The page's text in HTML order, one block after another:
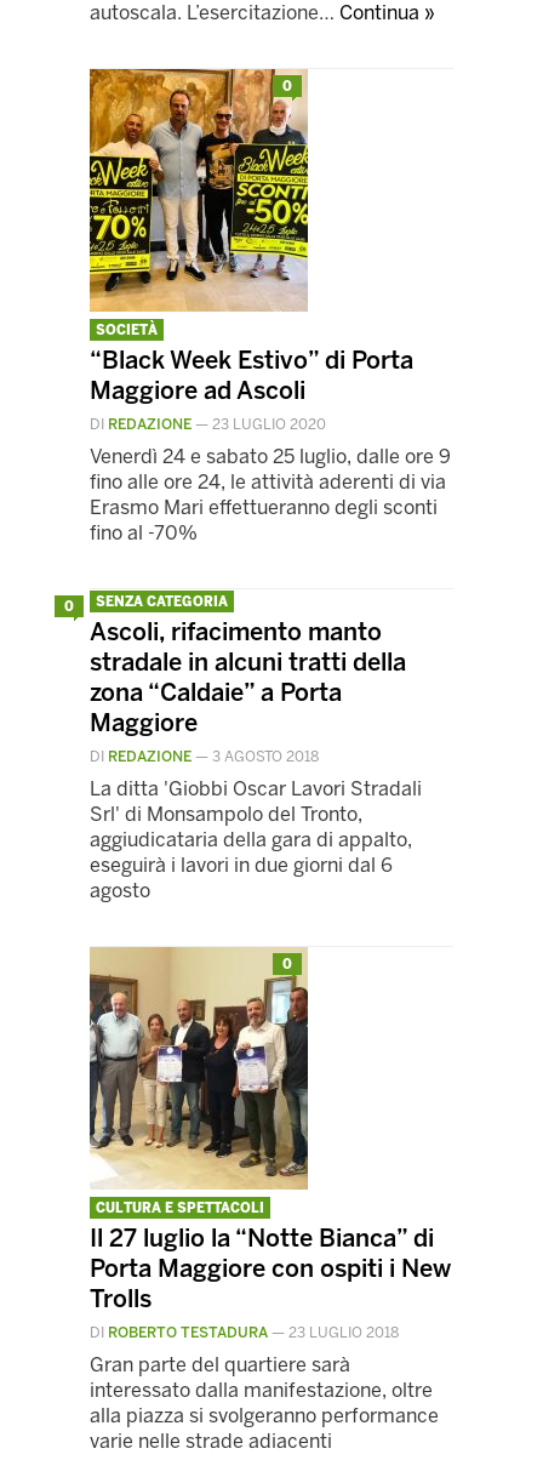
autoscala. L’esercitazione… Continua »
0
SOCIETÀ
“Black Week Estivo” di Porta
Maggiore ad Ascoli
DI REDAZIONE — 23 LUGLIO 2020
Venerdì 24 e sabato 25 luglio, dalle ore 9
fino alle ore 24, le attività aderenti di via
Erasmo Mari effettueranno degli sconti
fino al -70%
0 SENZA CATEGORIA
Ascoli, rifacimento manto
stradale in alcuni tratti della
zona “Caldaie” a Porta
Maggiore
DI REDAZIONE — 3 AGOSTO 2018
La ditta 'Giobbi Oscar Lavori Stradali
Srl' di Monsampolo del Tronto,
aggiudicataria della gara di appalto,
eseguirà i lavori in due giorni dal 6
agosto
0
CULTURA E SPETTACOLI
Il 27 luglio la “Notte Bianca” di
Porta Maggiore con ospiti i New
Trolls
DI ROBERTO TESTADURA — 23 LUGLIO 2018
Gran parte del quartiere sarà
interessato dalla manifestazione, oltre
alla piazza si svolgeranno performance
varie nelle strade adiacenti